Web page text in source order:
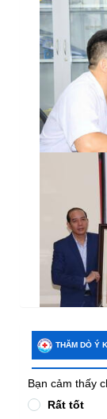
THĂM DÒ Ý
Bạn cảm thấy
Rất tốt